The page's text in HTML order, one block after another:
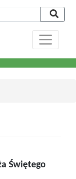
Świętego